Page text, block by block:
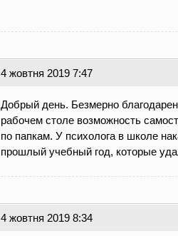
4 жовтня 2019 7:47
Добрый день. Безмерно
рабочем столе возможность
по папкам. У психолога в школе
прошлый учебный год, которые
4 жовтня 2019 8:34